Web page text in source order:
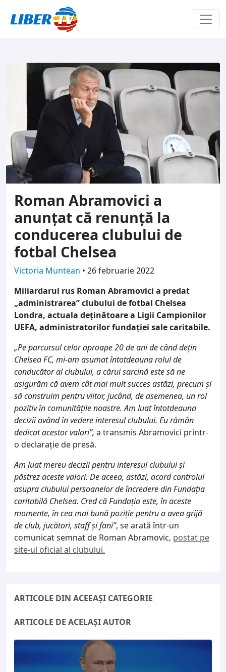
Roman Abramovici a
anunțat că renunță la
conducerea clubului de
fotbal Chelsea
Victoria Muntean • 26 februarie 2022
Miliardarul rus Roman Abramovici a predat
„administrarea” clubului de fotbal Chelsea
Londra, actuala deținătoare a Ligii Campionilor
UEFA, administratorilor fundației sale caritabile.
„Pe parcursul celor aproape 20 de ani de când dețin
Chelsea FC, mi-am asumat întotdeauna rolul de
conducător al clubului, a cărui sarcină este să ne
asigurăm că avem cât mai mult succes astăzi, precum și
să construim pentru viitor, jucând, de asemenea, un rol
pozitiv în comunitățile noastre. Am luat întotdeauna
decizii având în vedere interesul clubului. Eu rămân
dedicat acestor valori”, a transmis Abramovici printr-
o declarație de presă.
Am luat mereu decizii pentru interesul clubului și
păstrez aceste valori. De aceea, astăzi, acord controlul
asupra clubului persoanelor de încredere din Fundația
caritabilă Chelsea. Cred că Fundația este, în aceste
momente, în cea mai bună poziție pentru a avea grijă
de club, jucători, staff și fani”, se arată într-un
comunicat semnat de Roman Abramovic, postat pe
site-ul oficial al clubului.
ARTICOLE DIN ACEEAȘI CATEGORIE
ARTICOLE DE ACELAȘI AUTOR